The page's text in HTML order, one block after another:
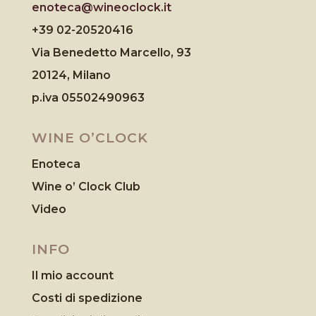
enoteca@wineoclock.it
+39 02-20520416
Via Benedetto Marcello, 93
20124, Milano
p.iva 05502490963
WINE O’CLOCK
Enoteca
Wine o’ Clock Club
Video
INFO
Il mio account
Costi di spedizione